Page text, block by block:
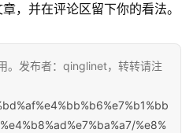
，并在评论区留下你的看法。
。发布者：qinglinet，转转请注
%e8%